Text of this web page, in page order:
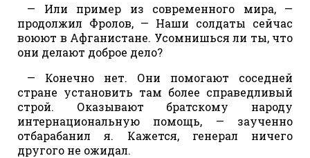
— Или пример из современного мира, —
продолжил Фролов, — Наши солдаты сейчас
воюют в Афганистане. Усомнишься ли ты, что
они делают доброе дело?
— Конечно нет. Они помогают соседней
стране установить там более справедливый
строй. Оказывают братскому народу
интернациональную помощь, — заученно
отбарабанил я. Кажется, генерал ничего
другого не ожидал.